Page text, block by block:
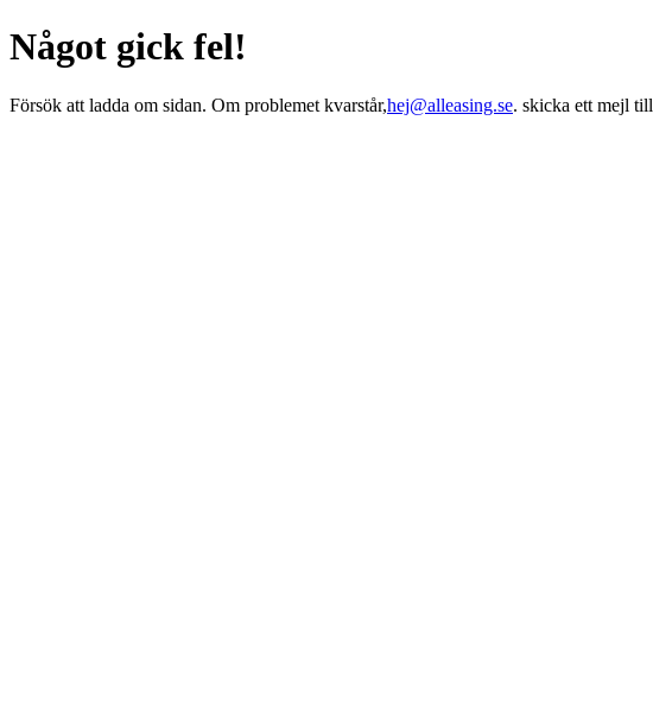
Något gick fel!
Försök att ladda om sidan. Om problemet kvarstår,hej@alleasing.se. skicka ett mejl till